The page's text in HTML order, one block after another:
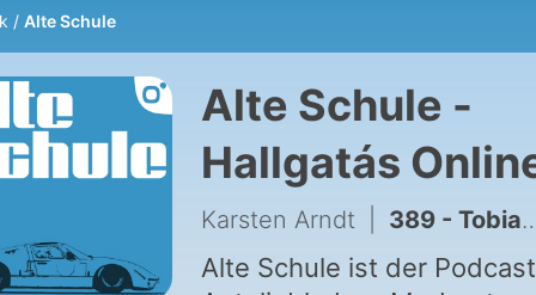
Alte Schule
Alte Schule -
Hallgatás
Karsten Arndt 389 - Tobias Moers (AMG) – Wie aus einer kleinen Werkstatt eine Weltmarke wurde
Alte Schule ist der